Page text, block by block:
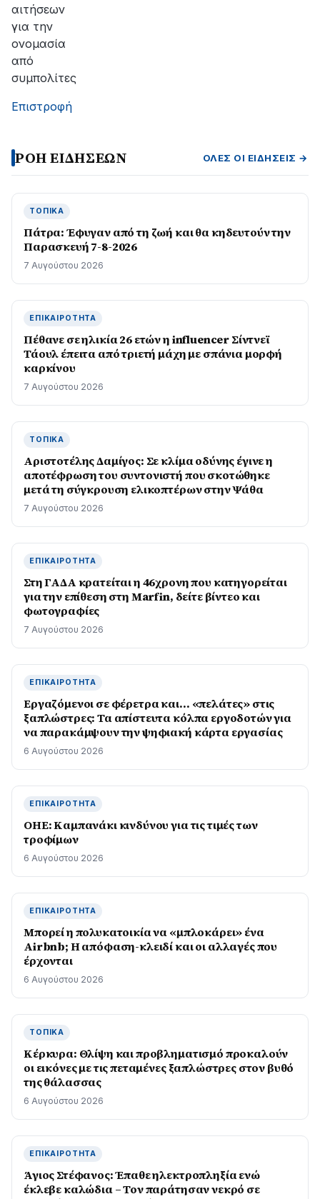
αιτήσεων
για την
ονομασία
από
συμπολίτες
Επιστροφή
ΡΟΗ ΕΙΔΗΣΕΩΝ ΌΛΕΣ ΟΙ ΕΙΔΉΣΕΙΣ →
ΤΟΠΙΚΆ
Πάτρα: Έφυγαν από τη ζωή και θα κηδευτούν την
Παρασκευή 7-8-2026
7 Αυγούστου 2026
ΕΠΙΚΑΙΡΌΤΗΤΑ
Πέθανε σε ηλικία 26 ετών η influencer Σίντνεϊ
Τάουλ έπειτα από τριετή μάχη με σπάνια μορφή
καρκίνου
7 Αυγούστου 2026
ΤΟΠΙΚΆ
Αριστοτέλης Δαμίγος: Σε κλίμα οδύνης έγινε η
αποτέφρωση του συντονιστή που σκοτώθηκε
μετά τη σύγκρουση ελικοπτέρων στην Ψάθα
7 Αυγούστου 2026
ΕΠΙΚΑΙΡΌΤΗΤΑ
Στη ΓΑΔΑ κρατείται η 46χρονη που κατηγορείται
για την επίθεση στη Marfin, δείτε βίντεο και
φωτογραφίες
7 Αυγούστου 2026
ΕΠΙΚΑΙΡΌΤΗΤΑ
Εργαζόμενοι σε φέρετρα και… «πελάτες» στις
ξαπλώστρες: Τα απίστευτα κόλπα εργοδοτών για
να παρακάμψουν την ψηφιακή κάρτα εργασίας
6 Αυγούστου 2026
ΕΠΙΚΑΙΡΌΤΗΤΑ
ΟΗΕ: Καμπανάκι κινδύνου για τις τιμές των
τροφίμων
6 Αυγούστου 2026
ΕΠΙΚΑΙΡΌΤΗΤΑ
Μπορεί η πολυκατοικία να «μπλοκάρει» ένα
Airbnb; Η απόφαση-κλειδί και οι αλλαγές που
έρχονται
6 Αυγούστου 2026
ΤΟΠΙΚΆ
Κέρκυρα: Θλίψη και προβληματισμό προκαλούν
οι εικόνες με τις πεταμένες ξαπλώστρες στον βυθό
της θάλασσας
6 Αυγούστου 2026
ΕΠΙΚΑΙΡΌΤΗΤΑ
Άγιος Στέφανος: Έπαθε ηλεκτροπληξία ενώ
έκλεβε καλώδια – Τον παράτησαν νεκρό σε